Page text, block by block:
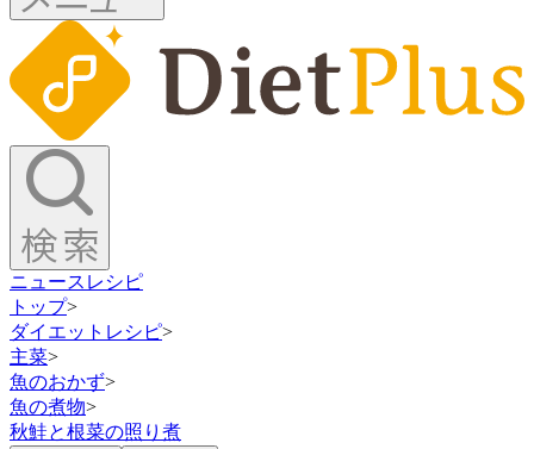
ニュース レシピ
トップ>
ダイエットレシピ>
主菜>
魚のおかず>
魚の煮物>
秋鮭と根菜の照り煮